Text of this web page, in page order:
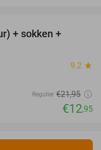
+ sokken +
9.2 star
Regulier €21,95
€12,95